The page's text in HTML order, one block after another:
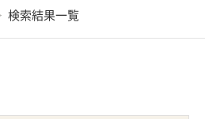
検索結果一覧